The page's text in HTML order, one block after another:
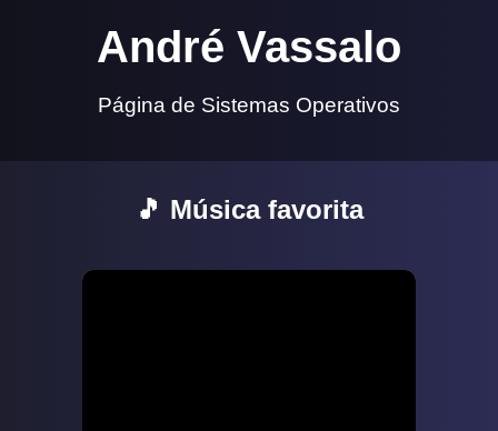
André Vassalo
Página de Sistemas Operativos
🎵 Música favorita